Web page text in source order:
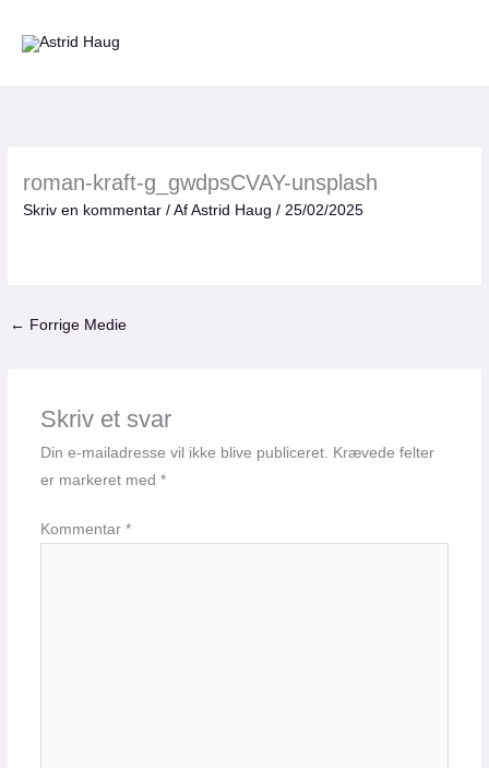
roman-kraft-g_gwdpsCVAY-unsplash
Skriv en kommentar / AfAstrid Haug/25/02/2025
← Forrige Medie
Skriv et svar
Din e-mailadresse vil ikke blive publiceret. Krævede felter
er markeret med *
Kommentar *